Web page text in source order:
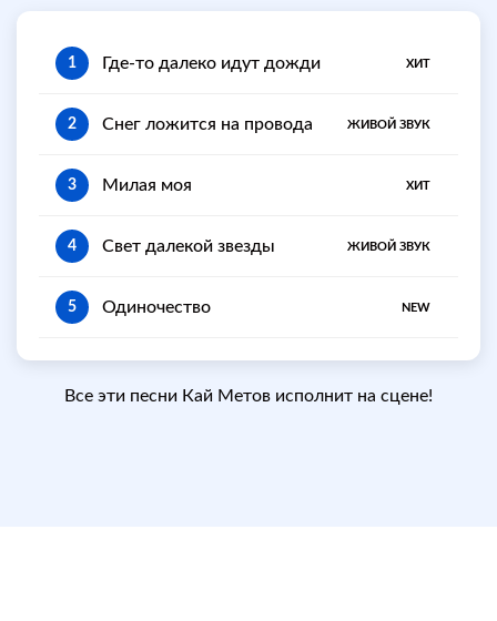
1 Где-то далеко идут дожди ХИТ
2 Снег ложится на провода ЖИВОЙ ЗВУК
3 Милая моя ХИТ
4 Свет далекой звезды ЖИВОЙ ЗВУК
5 Одиночество NEW
Все эти песни Кай Метов исполнит на сцене!